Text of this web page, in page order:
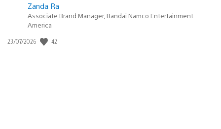
Zanda Ra
Associate Brand Manager, Bandai Namco Entertainment
America
Data
23/07/2026 42